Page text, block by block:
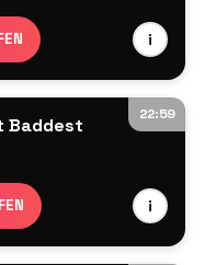
i
22:59
Baddest
i